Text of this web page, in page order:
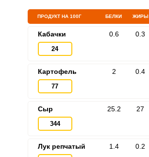
ПРОДУКТ НА 100Г БЕЛКИ ЖИРЫ
Кабачки
24
0.6 0.3
Картофель
77
2 0.4
Сыр
344
25.2 27
Лук репчатый 1.4 0.2